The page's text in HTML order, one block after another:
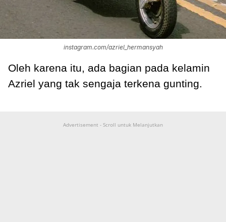
instagram.com/azriel_hermansyah
Oleh karena itu, ada bagian pada kelamin
Azriel yang tak sengaja terkena gunting.
Advertisement - Scroll untuk Melanjutkan